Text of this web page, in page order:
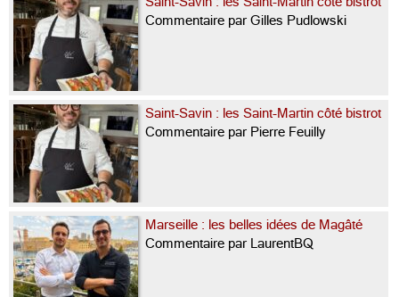
Commentaire par Gilles Pudlowski
Saint-Savin : les Saint-Martin côté bistrot
Commentaire par Pierre Feuilly
Marseille : les belles idées de Magâté
Commentaire par LaurentBQ